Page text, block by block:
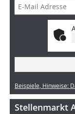
Beispiele, Hinweise:
Stellenmarkt